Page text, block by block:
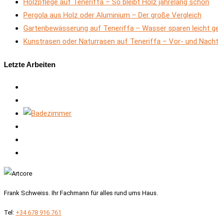
Holzpflege auf Teneriffa – So bleibt Holz jahrelang schön
Pergola aus Holz oder Aluminium – Der große Vergleich
Gartenbewässerung auf Teneriffa – Wasser sparen leicht
Kunstrasen oder Naturrasen auf Teneriffa – Vor- und
Letzte Arbeiten
Frank Schweiss. Ihr Fachmann für alles rund ums Haus.
Tel: +34 678 916 761